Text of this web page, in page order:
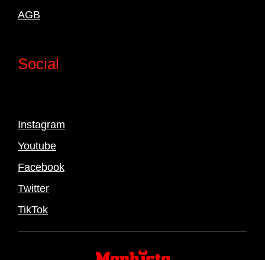
AGB
Social
Instagram
Youtube
Facebook
Twitter
TikTok